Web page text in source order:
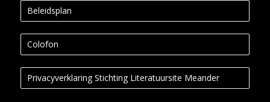
Beleidsplan
Colofon
Privacyverklaring Stichting Literatuursite Meander